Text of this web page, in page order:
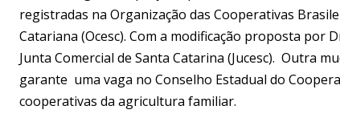
registradas na Organização das Cooperativas
Catariana (Ocesc). Com a modificação proposta por
Junta Comercial de Santa Catarina (Jucesc). Outra
garante uma vaga no Conselho Estadual do
cooperativas da agricultura familiar.